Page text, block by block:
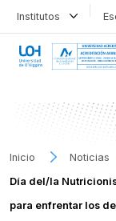
Institutos
Inicio
Noticias
Día del/la
para enfrentar los